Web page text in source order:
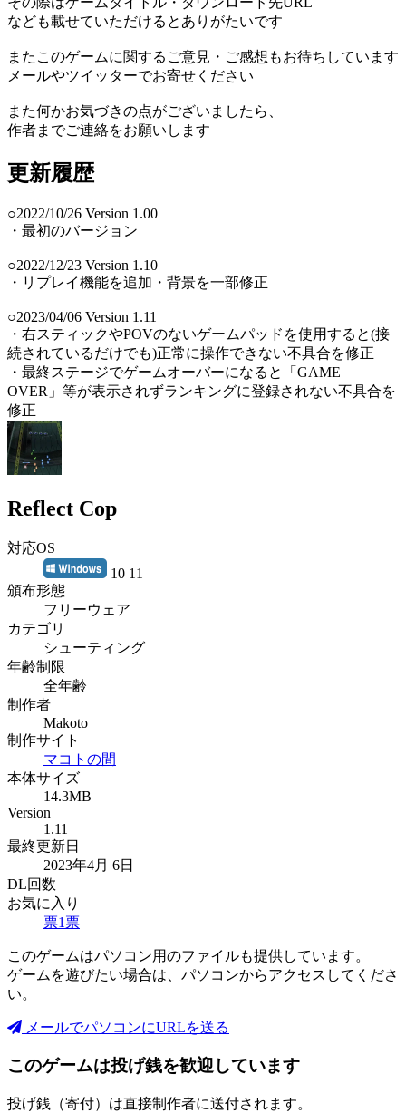
なども載せていただけるとありがたいです
またこのゲームに関するご意見・ご感想もお待ちしています
メールやツイッターでお寄せください
また何かお気づきの点がございましたら、
作者までご連絡をお願いします
更新履歴
○2022/10/26 Version 1.00
・最初のバージョン
○2022/12/23 Version 1.10
・リプレイ機能を追加・背景を一部修正
○2023/04/06 Version 1.11
・右スティックやPOVのないゲームパッドを使用すると(接
続されているだけでも)正常に操作できない不具合を修正
・最終ステージでゲームオーバーになると「GAME
OVER」等が表示されずランキングに登録されない不具合を
修正
Reflect Cop
対応OS
10 11
頒布形態
フリーウェア
カテゴリ
シューティング
年齢制限
全年齢
制作者
Makoto
制作サイト
マコトの間
本体サイズ
14.3MB
Version
1.11
最終更新日
2023年4月 6日
DL回数
お気に入り
票1 票
このゲームはパソコン用のファイルも提供しています。
ゲームを遊びたい場合は、パソコンからアクセスしてくださ
い。
メールでパソコンにURLを送る
このゲームは投げ銭を歓迎しています
投げ銭（寄付）は直接制作者に送付されます。